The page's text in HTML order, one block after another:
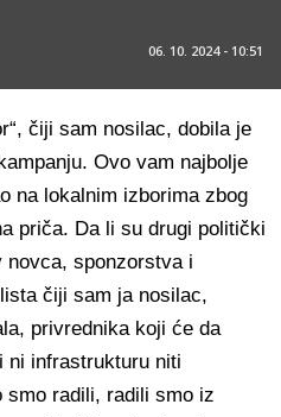
06. 10. 2024 - 10:51
čiji sam nosilac, dobila je
Ovo vam najbolje
na lokalnim izborima zbog
priča. Da li su drugi politički
sponzorstva i
čiji sam ja nosilac,
privrednika koji će da
ni infrastrukturu niti
smo radili, radili smo iz